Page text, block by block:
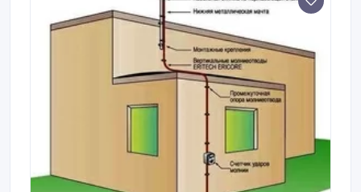
Т001109 Т001109-РК 33 Круглый токоотвод пруток,
медь Т001102 Т001102-РК 33 Круглый токоотвод
смотровой из полиэтилена высокой плотности
T416B T416B-РК 48 Колодец смотровой из
полиэтилена высокой плотности 710180 РIT03-РK
48 Стержень стальной с горячеоцинкованным
покрытием Т005011 СЦП-Т051-РК-15-58 34
электрохимическим медным покрытием 155300
СМП-Т051-РК-12-14 35 Стержень стальной с
электрохимическим медным покрытием 155310